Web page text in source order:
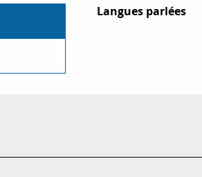
Langues parlées
Langues parlées